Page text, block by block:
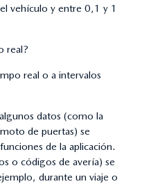
vehículo y entre 0,1 y 1
real?
real o a intervalos
datos (como la
de puertas) se
de la aplicación.
o códigos de avería) se
durante un viaje o